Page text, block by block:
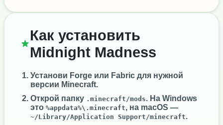
Как установить
Midnight Madness
Установи Forge или Fabric для нужной
версии Minecraft.
Открой папку .minecraft/mods. На Windows
это %appdata%\.minecraft, на macOS —
~/Library/Application Support/minecraft.